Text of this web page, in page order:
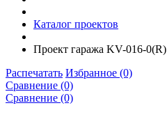
Каталог проектов
Проект гаража KV-016-0(R)
Распечатать Избранное (0)
Сравнение (0)
Сравнение (0)